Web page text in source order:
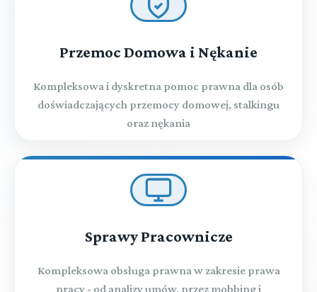
Przemoc Domowa i Nękanie
Kompleksowa i dyskretna pomoc prawna dla osób
doświadczających przemocy domowej, stalkingu
oraz nękania
Sprawy Pracownicze
Kompleksowa obsługa prawna w zakresie prawa
pracy - od analizy umów, przez mobbing i